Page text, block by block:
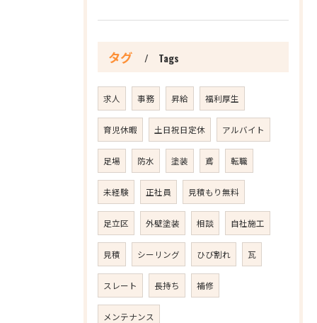
タグ Tags
求人 事務 昇給 福利厚生
育児休暇 土日祝日定休 アルバイト
足場 防水 塗装 鳶 転職
未経験 正社員 見積もり無料
足立区 外壁塗装 相談 自社施工
見積 シーリング ひび割れ 瓦
スレート 長持ち 補修
メンテナンス